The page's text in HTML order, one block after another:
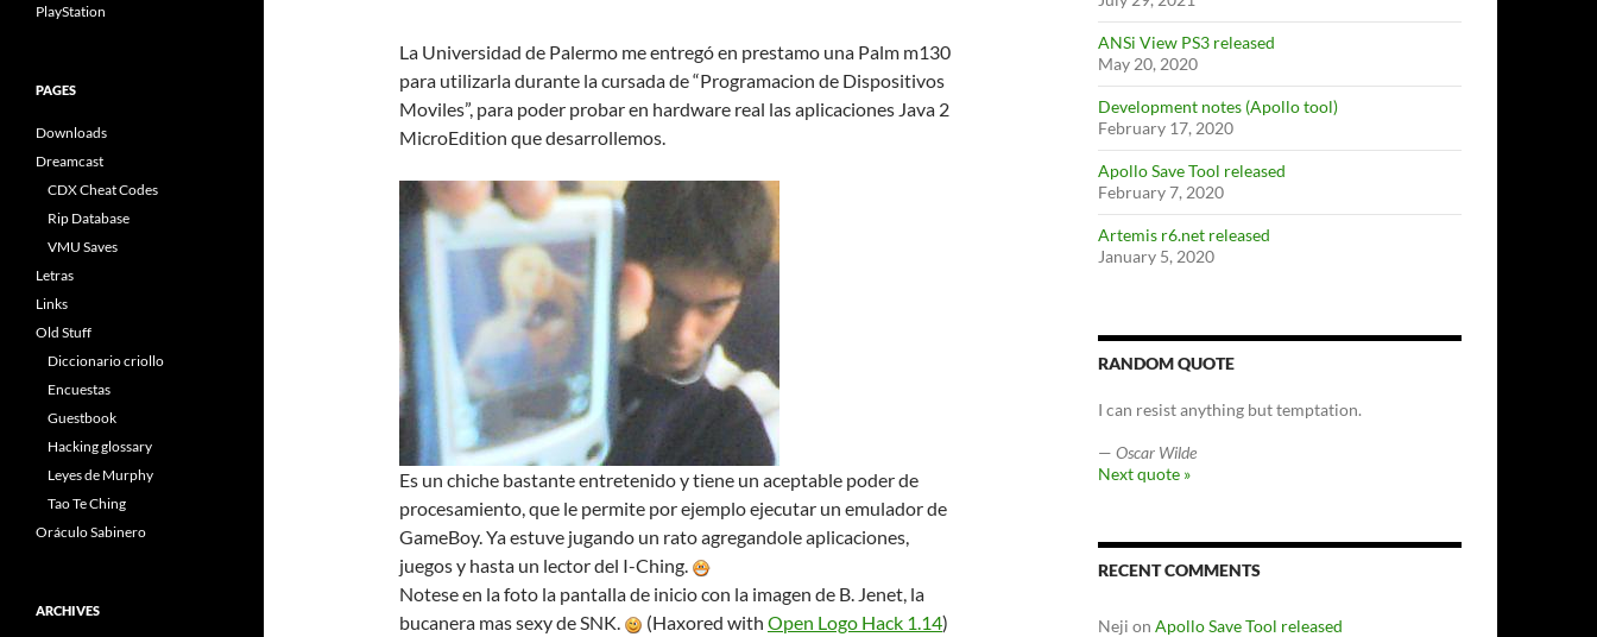
La Universidad de Palermo me entregó en prestamo una Palm m130
para utilizarla durante la cursada de “Programacion de Dispositivos
Moviles”, para poder probar en hardware real las aplicaciones Java 2
MicroEdition que desarrollemos.
Es un chiche bastante entretenido y tiene un aceptable poder de
procesamiento, que le permite por ejemplo ejecutar un emulador de
GameBoy. Ya estuve jugando un rato agregandole aplicaciones,
juegos y hasta un lector del I-Ching.
Notese en la foto la pantalla de inicio con la imagen de B. Jenet, la
bucanera mas sexy de SNK.
(Haxored with Open Logo Hack 1.14)
ANSi View PS3 released
May 20, 2020
Development notes (Apollo tool)
February 17, 2020
Apollo Save Tool released
February 7, 2020
Artemis r6.net released
January 5, 2020
RANDOM QUOTE
I can resist anything but temptation.
— Oscar Wilde
Next quote »
RECENT COMMENTS
Neji on Apollo Save Tool released
PlayStation
PAGES
Downloads
Dreamcast
CDX Cheat Codes
Rip Database
VMU Saves
Letras
Links
Old Stuff
Diccionario criollo
Encuestas
Guestbook
Hacking glossary
Leyes de Murphy
Tao Te Ching
Oráculo Sabinero
ARCHIVES